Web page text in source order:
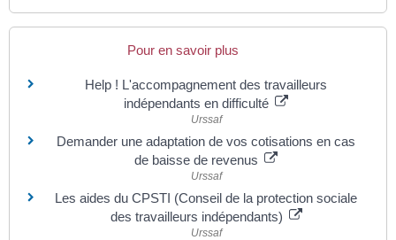
Pour en savoir plus
Help ! L'accompagnement des travailleurs
indépendants en difficulté
Urssaf
Demander une adaptation de vos cotisations en cas
de baisse de revenus
Urssaf
Les aides du CPSTI (Conseil de la protection sociale
des travailleurs indépendants)
Urssaf